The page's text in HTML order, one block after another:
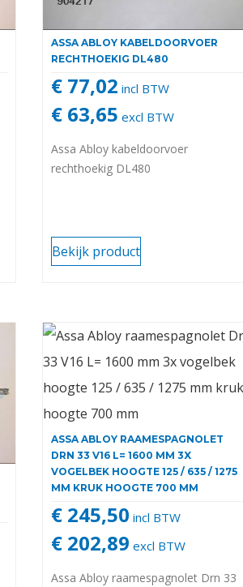
ASSA ABLOY KABELDOORVOER
RECHTHOEKIG DL480
€ 77,02 incl BTW
€ 63,65 excl BTW
Assa Abloy kabeldoorvoer
rechthoekig DL480
Bekijk product
ASSA ABLOY RAAMESPAGNOLET
DRN 33 V16 L= 1600 MM 3X
VOGELBEK HOOGTE 125 / 635 / 1275
MM KRUK HOOGTE 700 MM
€ 245,50 incl BTW
€ 202,89 excl BTW
Assa Abloy raamespagnolet Drn 33